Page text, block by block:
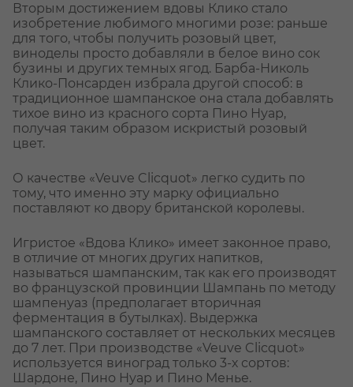
Вторым достижением вдовы Клико стало
изобретение любимого многими розе: раньше
для того, чтобы получить розовый цвет,
виноделы просто добавляли в белое вино сок
бузины и других темных ягод. Барба-Николь
Клико-Понсарден избрала другой способ: в
традиционное шампанское она стала добавлять
тихое вино из красного сорта Пино Нуар,
получая таким образом искристый розовый
цвет.
О качестве «Veuve Clicquot» легко судить по
тому, что именно эту марку официально
поставляют ко двору британской королевы.
Игристое «Вдова Клико» имеет законное право,
в отличие от многих других напитков,
называться шампанским, так как его производят
во французской провинции Шампань по методу
шампенуаз (предполагает вторичная
ферментация в бутылках). Выдержка
шампанского составляет от нескольких месяцев
до 7 лет. При производстве «Veuve Clicquot»
используется виноград только 3-х сортов:
Шардоне, Пино Нуар и Пино Менье.